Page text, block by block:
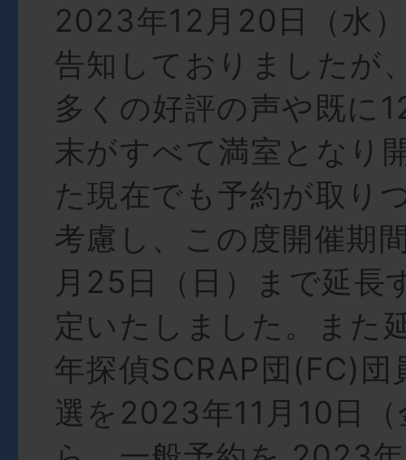
2023年12月20日（水
告知しておりましたが
多くの好評の声や既に
末がすべて満室となり
た現在でも予約が取り
考慮し、この度開催期
月25日（日）まで延長
定いたしました。また
年探偵SCRAP団(FC)団
選を2023年11月10日